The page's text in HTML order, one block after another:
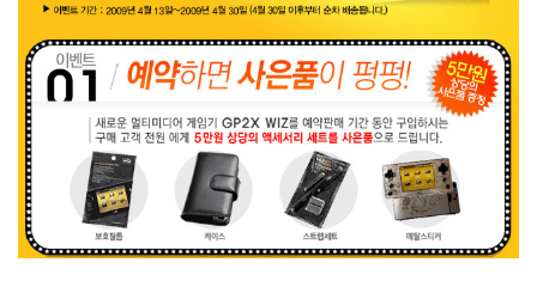
MENU